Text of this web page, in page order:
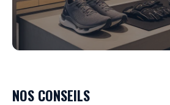
NOS CONSEILS